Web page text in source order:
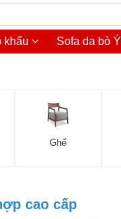
khẩu Sofa da bò Ý
Ghế
cao cấp